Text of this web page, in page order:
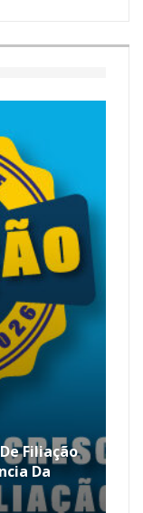
Filiação
Da